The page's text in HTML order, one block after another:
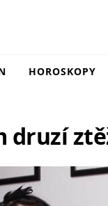
HOROSKOPY
druzí